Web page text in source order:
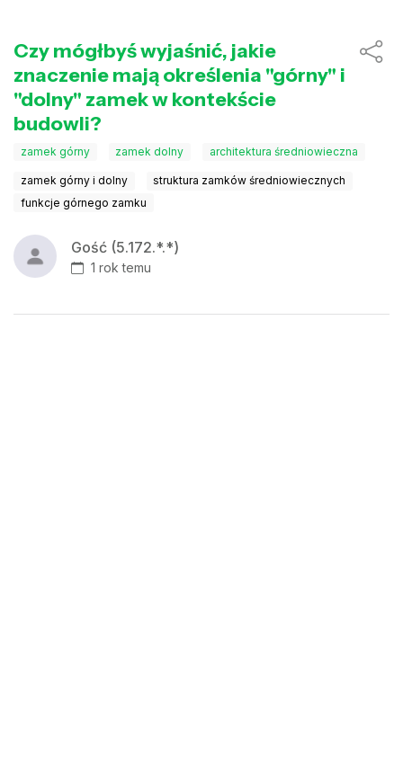
Czy mógłbyś wyjaśnić, jakie
znaczenie mają określenia "górny" i
"dolny" zamek w kontekście
budowli?
zamek górny zamek dolny architektura średniowieczna
zamek górny i dolny
struktura zamków średniowiecznych
funkcje górnego zamku
Gość (5.172.*.*)
1 rok temu